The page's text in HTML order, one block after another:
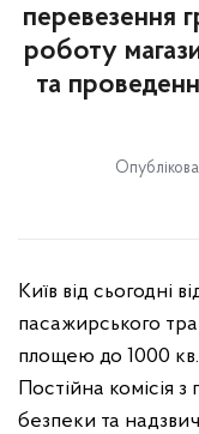
перевезення
роботу
та
Київ від сьогодні
пасажирського
площею до 1000
Постійна комісія
безпеки та